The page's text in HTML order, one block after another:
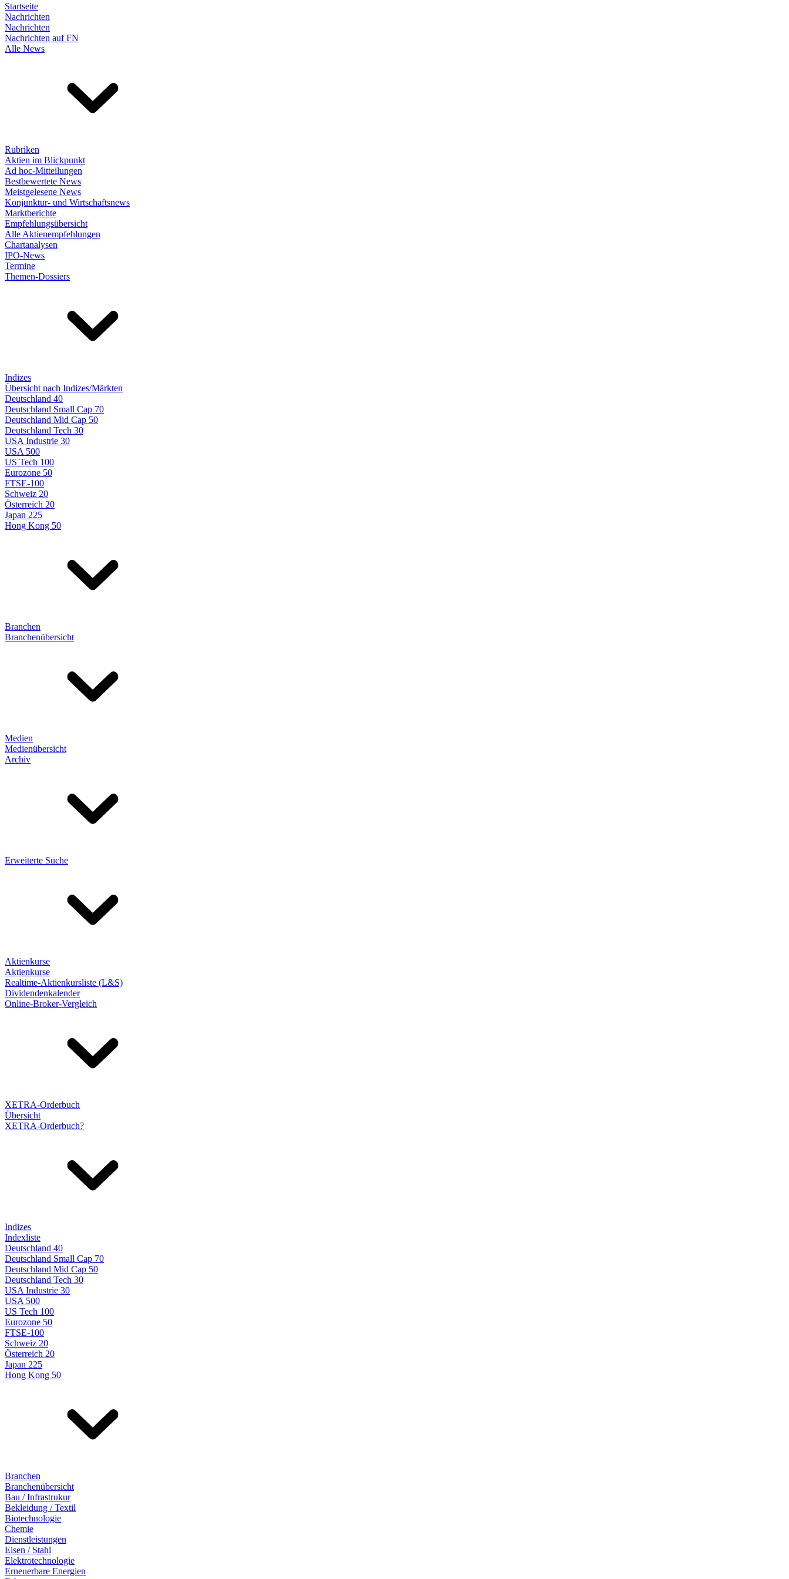
Startseite
Nachrichten
Nachrichten
Nachrichten auf FN
Alle News
Rubriken
Aktien im Blickpunkt
Ad hoc-Mitteilungen
Bestbewertete News
Meistgelesene News
Konjunktur- und Wirtschaftsnews
Marktberichte
Empfehlungsübersicht
Alle Aktienempfehlungen
Chartanalysen
IPO-News
Termine
Themen-Dossiers
Indizes
Übersicht nach Indizes/Märkten
Deutschland 40
Deutschland Small Cap 70
Deutschland Mid Cap 50
Deutschland Tech 30
USA Industrie 30
USA 500
US Tech 100
Eurozone 50
FTSE-100
Schweiz 20
Österreich 20
Japan 225
Hong Kong 50
Branchen
Branchenübersicht
Medien
Medienübersicht
Archiv
Erweiterte Suche
Aktienkurse
Aktienkurse
Realtime-Aktienkursliste (L&S)
Dividendenkalender
Online-Broker-Vergleich
XETRA-Orderbuch
Übersicht
XETRA-Orderbuch?
Indizes
Indexliste
Deutschland 40
Deutschland Small Cap 70
Deutschland Mid Cap 50
Deutschland Tech 30
USA Industrie 30
USA 500
US Tech 100
Eurozone 50
FTSE-100
Schweiz 20
Österreich 20
Japan 225
Hong Kong 50
Branchen
Branchenübersicht
Bau / Infrastrukur
Bekleidung / Textil
Biotechnologie
Chemie
Dienstleistungen
Eisen / Stahl
Elektrotechnologie
Erneuerbare Energien